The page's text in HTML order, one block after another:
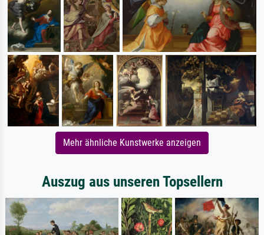
Mehr ähnliche Kunstwerke anzeigen
Auszug aus unseren Topsellern